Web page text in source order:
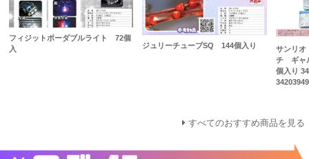
フィジットポーダブルライト 72個
入
ジュリーチューブSQ 144個入り
サンリ
チ ギャ
個入り
すべてのおすすめ商品を見る